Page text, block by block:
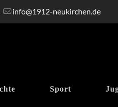
info@1912-neukirchen.de
Sport